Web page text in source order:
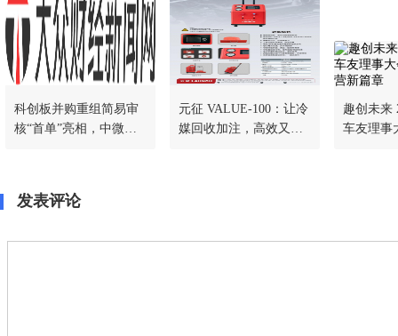
科创板并购重组简易审
核“首单”亮相，中微公
元征 VALUE-100：让冷
媒回收加注，高效又省
趣创未来
车友理事
发表评论